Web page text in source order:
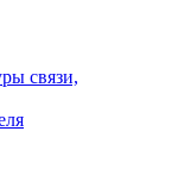
связи,